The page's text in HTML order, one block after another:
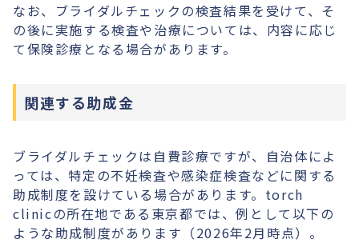
なお、ブライダルチェックの検査結果を受けて、そ
の後に実施する検査や治療については、内容に応じ
て保険診療となる場合があります。
関連する助成金
ブライダルチェックは自費診療ですが、自治体によ
っては、特定の不妊検査や感染症検査などに関する
助成制度を設けている場合があります。torch
clinicの所在地である東京都では、例として以下の
ような助成制度があります（2026年2月時点）。